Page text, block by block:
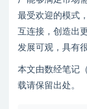
最受欢迎的模式
互连接，创造出
发展可观，具有
本文由数经笔记
载请保留出处。